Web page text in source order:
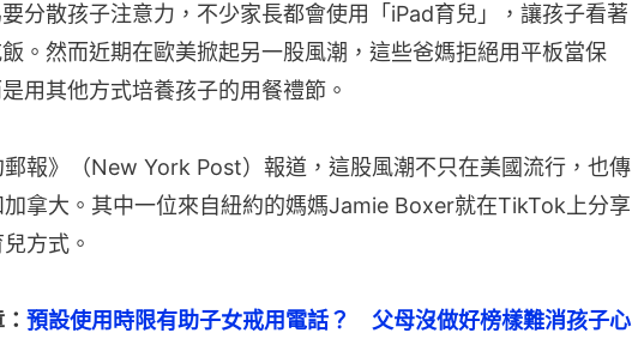
分散孩子注意力，不少家長都會使用「iPad育兒」，讓孩子看著
。然而近期在歐美掀起另一股風潮，這些爸媽拒絕用平板當保
用其他方式培養孩子的用餐禮節。
報》（New York Post）報道，這股風潮不只在美國流行，也傳
加拿大。其中一位來自紐約的媽媽Jamie Boxer就在TikTok上分享
方式。
預設使用時限有助子女戒用電話？　父母沒做好榜樣難消孩子心